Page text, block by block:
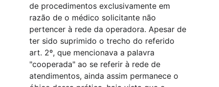
de procedimentos exclusivamente em
razão de o médico solicitante não
pertencer à rede da operadora. Apesar de
ter sido suprimido o trecho do referido
art. 2º, que mencionava a palavra
"cooperada" ao se referir à rede de
atendimentos, ainda assim permanece o